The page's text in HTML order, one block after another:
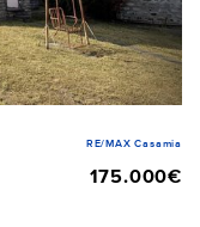
RE/MAX Casamia
175.000€